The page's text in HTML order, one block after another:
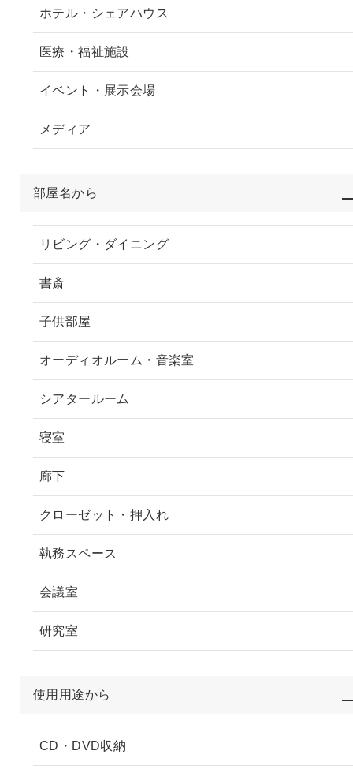
ホテル・シェアハウス
医療・福祉施設
イベント・展示会場
メディア
部屋名から
リビング・ダイニング
書斎
子供部屋
オーディオルーム・音楽室
シアタールーム
寝室
廊下
クローゼット・押入れ
執務スペース
会議室
研究室
使用用途から
CD・DVD収納